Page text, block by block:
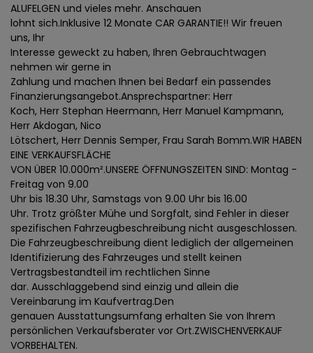
ALUFELGEN und vieles mehr. Anschauen
lohnt sich.Inklusive 12 Monate CAR GARANTIE!! Wir freuen
uns, Ihr
Interesse geweckt zu haben, Ihren Gebrauchtwagen
nehmen wir gerne in
Zahlung und machen Ihnen bei Bedarf ein passendes
Finanzierungsangebot.Ansprechspartner: Herr
Koch, Herr Stephan Heermann, Herr Manuel Kampmann,
Herr Akdogan, Nico
Lötschert, Herr Dennis Semper, Frau Sarah Bomm.WIR HABEN
EINE VERKAUFSFLÄCHE
VON ÜBER 10.000m².UNSERE ÖFFNUNGSZEITEN SIND: Montag -
Freitag von 9.00
Uhr bis 18.30 Uhr, Samstags von 9.00 Uhr bis 16.00
Uhr. Trotz größter Mühe und Sorgfalt, sind Fehler in dieser
spezifischen Fahrzeugbeschreibung nicht ausgeschlossen.
Die Fahrzeugbeschreibung dient lediglich der allgemeinen
Identifizierung des Fahrzeuges und stellt keinen
Vertragsbestandteil im rechtlichen Sinne
dar. Ausschlaggebend sind einzig und allein die
Vereinbarung im Kaufvertrag.Den
genauen Ausstattungsumfang erhalten Sie von Ihrem
persönlichen Verkaufsberater vor Ort.ZWISCHENVERKAUF
VORBEHALTEN.